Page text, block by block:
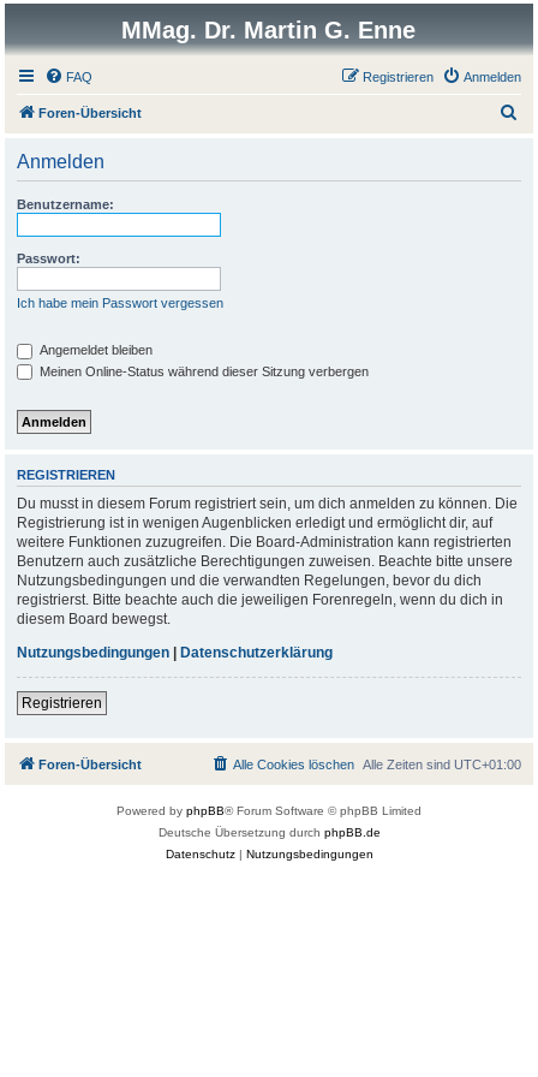
MMag. Dr. Martin G. Enne
FAQ Anmelden
Registrieren
Foren-Übersicht
Anmelden
Benutzername:
Passwort:
Ich habe mein Passwort vergessen
Angemeldet bleiben
Meinen Online-Status während dieser Sitzung verbergen
REGISTRIEREN
Du musst in diesem Forum registriert sein, um dich anmelden zu können. Die
Registrierung ist in wenigen Augenblicken erledigt und ermöglicht dir, auf
weitere Funktionen zuzugreifen. Die Board-Administration kann registrierten
Benutzern auch zusätzliche Berechtigungen zuweisen. Beachte bitte unsere
Nutzungsbedingungen und die verwandten Regelungen, bevor du dich
registrierst. Bitte beachte auch die jeweiligen Forenregeln, wenn du dich in
diesem Board bewegst.
Nutzungsbedingungen |Datenschutzerklärung
Registrieren
Foren-Übersicht Alle Zeiten sind UTC+01:00
Alle Cookies löschen
Powered by phpBB® Forum Software © phpBB Limited
Deutsche Übersetzung durch phpBB.de
Datenschutz| Nutzungsbedingungen